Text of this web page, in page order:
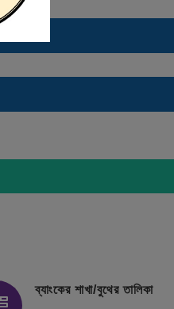
ব্যাংকের শাখা/বুথের তালিকা